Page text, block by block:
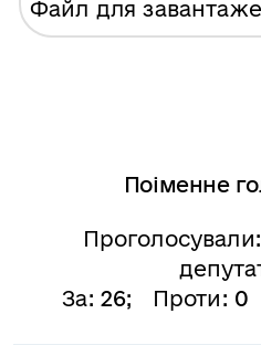
Файл для
Поіменне
За: 26; Проти: 0